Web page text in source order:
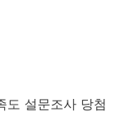
도 설문조사 당첨